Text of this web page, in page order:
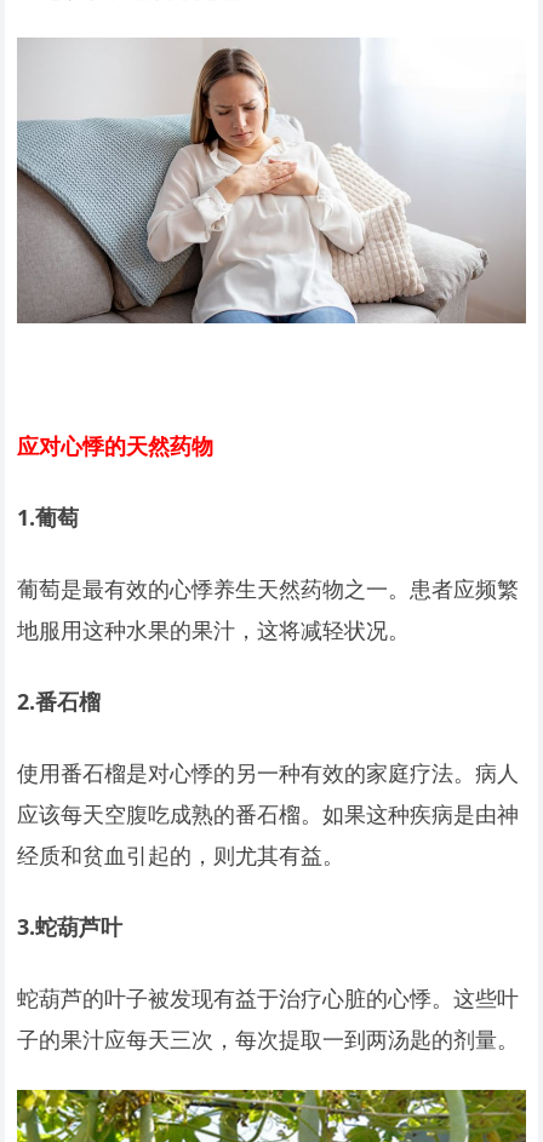
应对心悸的天然药物
1.葡萄
葡萄是最有效的心悸养生天然药物之一。患者应频繁
地服用这种水果的果汁，这将减轻状况。
2.番石榴
使用番石榴是对心悸的另一种有效的家庭疗法。病人
应该每天空腹吃成熟的番石榴。如果这种疾病是由神
经质和贫血引起的，则尤其有益。
3.蛇葫芦叶
蛇葫芦的叶子被发现有益于治疗心脏的心悸。这些叶
子的果汁应每天三次，每次提取一到两汤匙的剂量。